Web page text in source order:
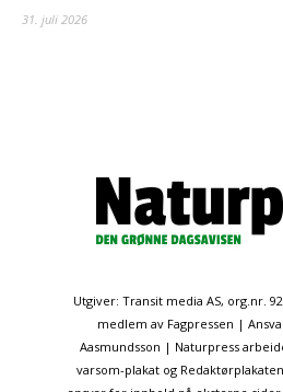
31. juli 2026
Utgiver: Transit media AS, org.nr.
medlem av Fagpressen |
Aasmundsson | Naturpress
varsom-plakat og